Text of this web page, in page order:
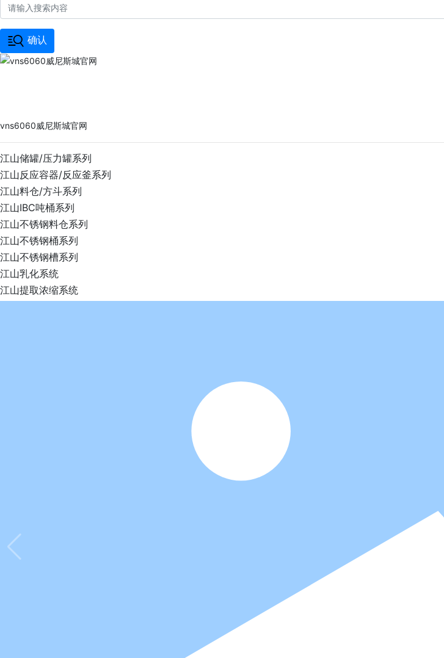
确认
vns6060威尼斯城官网
江山储罐/压力罐系列
江山反应容器/反应釜系列
江山料仓/方斗系列
江山IBC吨桶系列
江山不锈钢料仓系列
江山不锈钢桶系列
江山不锈钢槽系列
江山乳化系统
江山提取浓缩系统